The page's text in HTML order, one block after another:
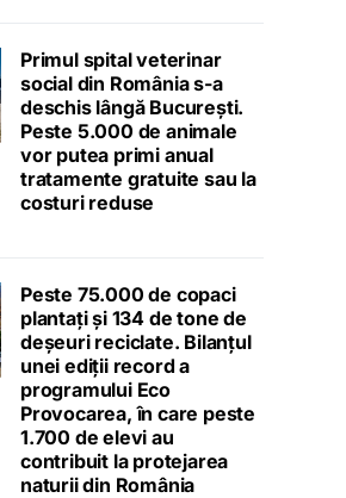
Primul spital veterinar
social din România s-a
deschis lângă București.
Peste 5.000 de animale
vor putea primi anual
tratamente gratuite sau la
costuri reduse
Peste 75.000 de copaci
plantați și 134 de tone de
deșeuri reciclate. Bilanțul
unei ediții record a
programului Eco
Provocarea, în care peste
1.700 de elevi au
contribuit la protejarea
naturii din România